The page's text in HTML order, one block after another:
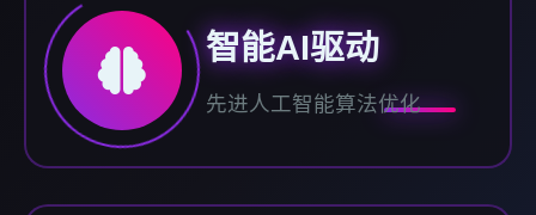
智能AI驱动
先进人工智能算法优化